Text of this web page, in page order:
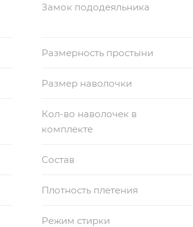
Замок пододеяльника
Размерность простыни
Размер наволочки
Кол-во наволочек в
комплекте
Состав
Плотность плетения
Режим стирки